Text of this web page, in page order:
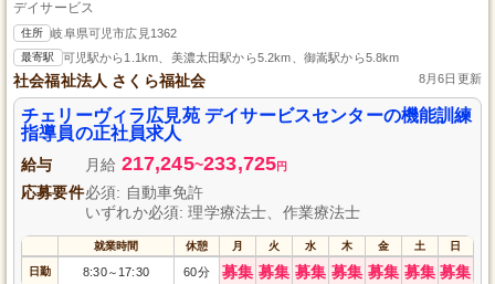
デイサービス
住所 岐阜県可児市広見1362
最寄駅 可児駅から1.1km、美濃太田駅から5.2km、御嵩駅から5.8km
社会福祉法人 さくら福祉会 8月6日更新
チェリーヴィラ広見苑 デイサービスセンターの機能訓練
指導員の正社員求人
給与 月給 217,245~233,725円
応募要件必須: 自動車免許
いずれか必須: 理学療法士、作業療法士
就業時間 休憩 月 火 水 木 金 土 日
日勤 8:30～ 17:30 60分 募集 募集 募集 募集 募集 募集 募集